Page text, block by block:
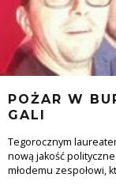
POŻAR W
GALI
Tegorocznym
nową jakość
młodemu zespołowi,